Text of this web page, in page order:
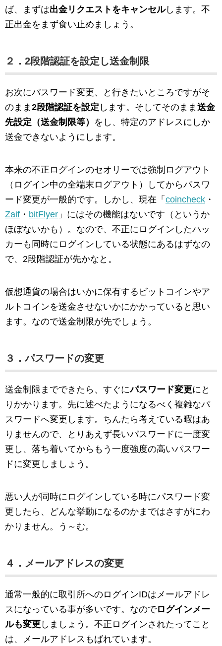
ば、まずは出金リクエストをキャンセルします。不
正出金をまず食い止めましょう。
２．2段階認証を設定し送金制限
お次にパスワード変更、と行きたいところですがそ
のまま 2段階認証を設定 します。そしてそのまま 送金
先設定（送金制限等） をし、特定のアドレスにしか
送金できないようにします。
本来の不正ログインのセオリーでは強制ログアウト
（ログイン中の全端末ログアウト）してからパスワ
ード変更が一般的です。しかし、現在「 coincheck ・
Zaif ・ bitFlyer 」にはその機能はないです（というか
ほぼないかも）。なので、不正にログインしたハッ
カーも同時にログインしている状態にあるはずなの
で、2段階認証が先かなと。
仮想通貨の場合はいかに保有するビットコインやア
ルトコインを送金させないかにかかっていると思い
ます。なので送金制限が先でしょう。
３．パスワードの変更
送金制限までできたら、すぐにパスワード変更にと
りかかります。先に述べたようになるべく複雑なパ
スワードへ変更します。ちんたら考えている暇はあ
りませんので、とりあえず長いパスワードに一度変
更し、落ち着いてからもう一度強度の高いパスワー
ドに変更しましょう。
悪い人が同時にログインしている時にパスワード変
更したら、どんな挙動になるのかまではさすがにわ
かりません。う～む。
４．メールアドレスの変更
通常一般的に取引所へのログインIDはメールアドレ
スになっている事が多いです。なのでログインメー
ルも変更 しましょう。不正ログインされたってこと
は、メールアドレスもばれています。